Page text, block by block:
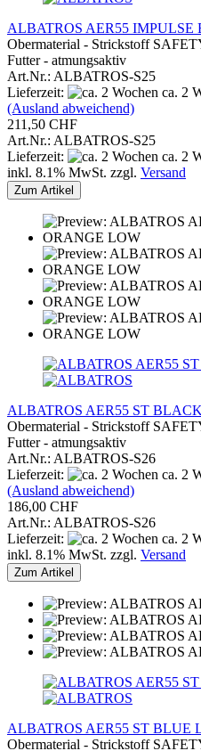
ALBATROS AER55
Obermaterial - Strickstoff
Futter - atmungsaktiv
Art.Nr.: ALBATROS-S25
Lieferzeit:
ca. 2
(Ausland abweichend)
211,50 CHF
Art.Nr.: ALBATROS-S25
Lieferzeit:
ca. 2
inkl. 8.1% MwSt. zzgl. Versand
Zum Artikel
ALBATROS AER55 ST
Obermaterial - Strickstoff
Futter - atmungsaktiv
Art.Nr.: ALBATROS-S26
Lieferzeit:
ca. 2
(Ausland abweichend)
186,00 CHF
Art.Nr.: ALBATROS-S26
Lieferzeit:
ca. 2
inkl. 8.1% MwSt. zzgl. Versand
Zum Artikel
ALBATROS AER55 ST BLUE
Obermaterial - Strickstoff